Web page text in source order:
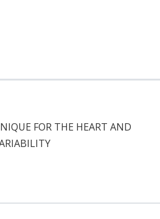
FOR THE HEART AND